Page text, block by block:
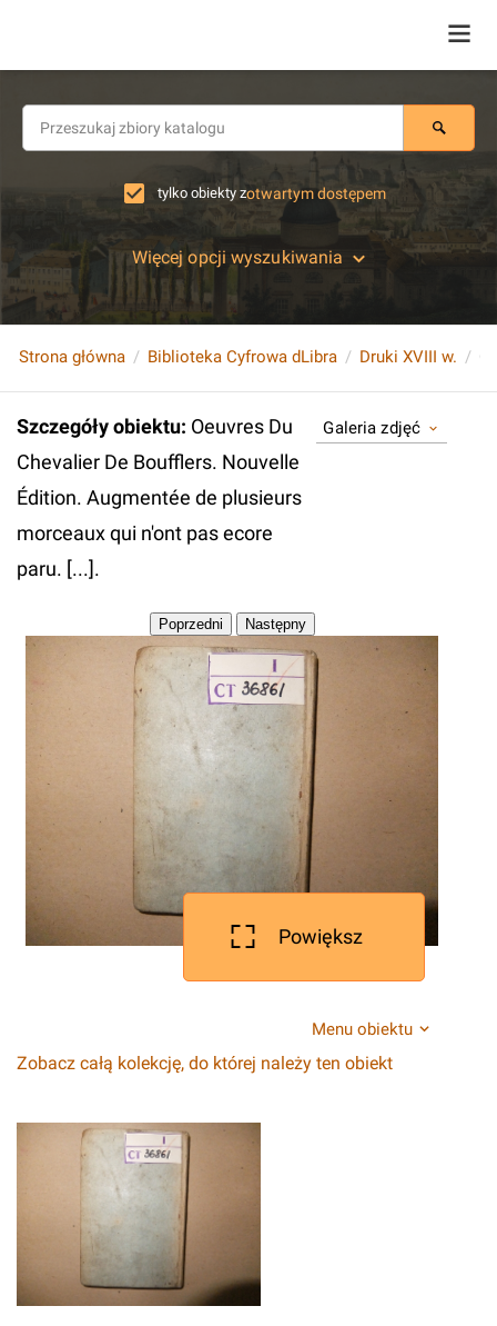
tylko obiekty zotwartym dostępem
Więcej opcji wyszukiwania
Strona główna Biblioteka Cyfrowa dLibra Druki XVIII w.
Szczegóły obiektu: Oeuvres Du
Chevalier De Boufflers. Nouvelle
Édition. Augmentée de plusieurs
morceaux qui n'ont pas ecore
paru. [...].
Galeria zdjęć
Powiększ
Menu obiektu
Zobacz całą kolekcję, do której należy ten obiekt